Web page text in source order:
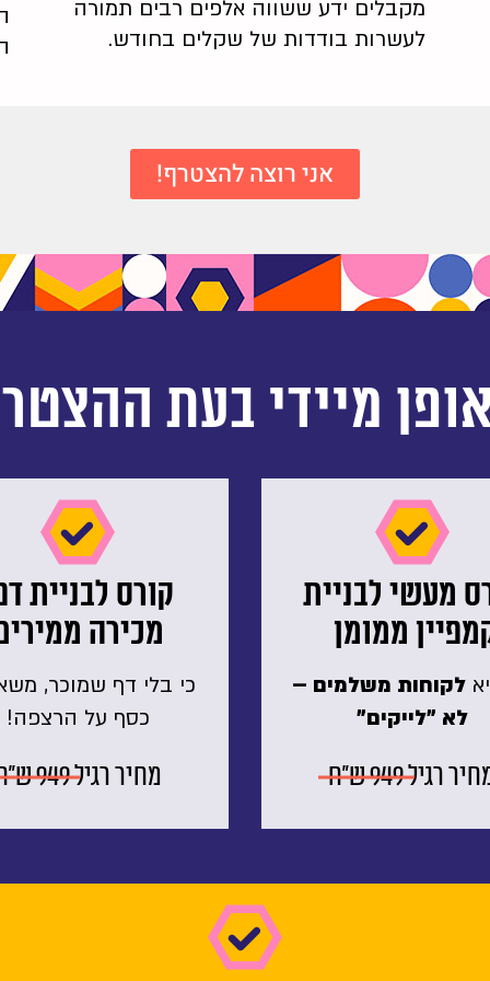
מקבלים ידע ששווה אלפים רבים תמורה
לעשרות בודדות של שקלים בחודש.
אני רוצה להצטרף!
מיידי בעת
מעשי לבניית
ממומן
לקוחות משלמים –
לא "לייקים"
רגיל949 ש״ח
קורס לבניית
מכירה
כי בלי דף שמוכר,
כסף על הרצפה!
מחיר רגיל949 ש״ח